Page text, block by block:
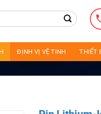
ĐỊNH VỊ VỆ TINH THIẾT